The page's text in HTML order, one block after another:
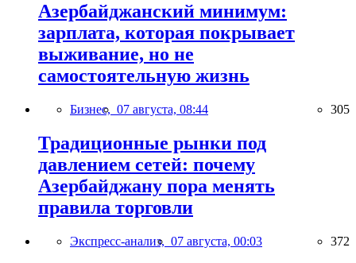
Азербайджанский минимум:
зарплата, которая покрывает
выживание, но не
самостоятельную жизнь
Бизнес, 07 августа, 08:44 305
Традиционные рынки под
давлением сетей: почему
Азербайджану пора менять
правила торговли
Экспресс-анализ, 07 августа, 00:03 372